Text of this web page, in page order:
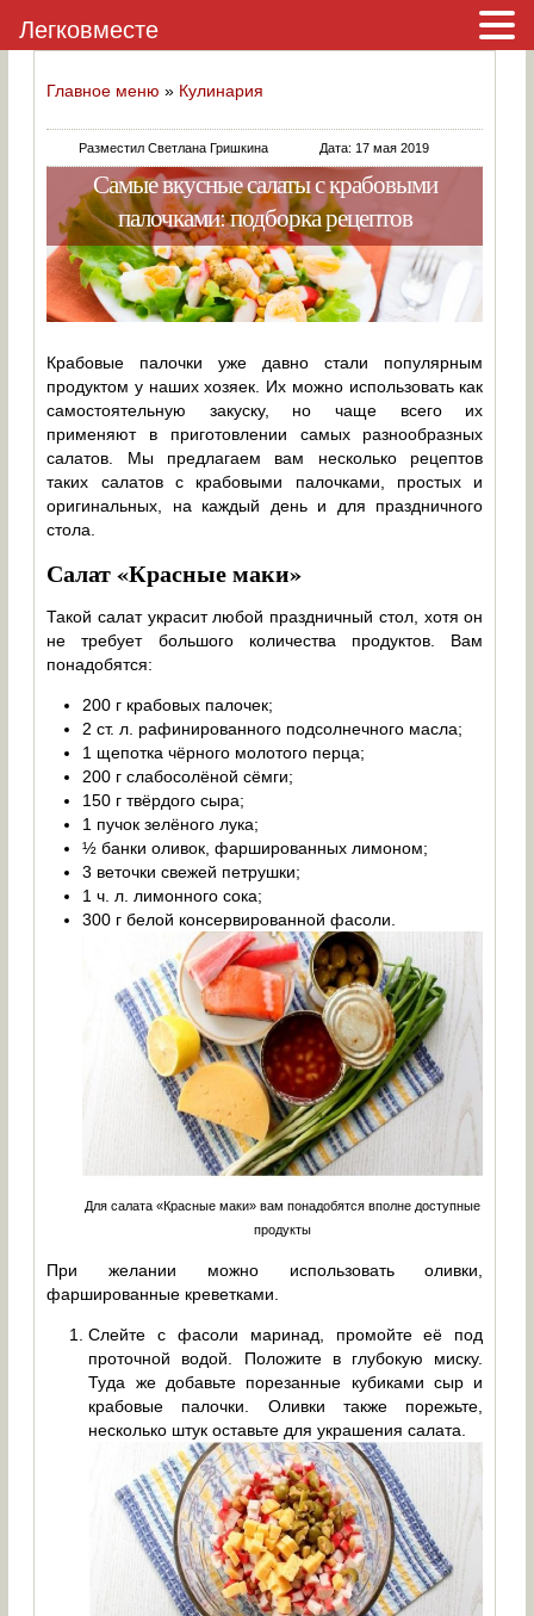
Главное меню » Кулинария
Разместил Светлана Гришкина Дата: 17 мая 2019
Самые вкусные салаты с крабовыми
палочками: подборка рецептов
Крабовые палочки уже давно стали популярным
продуктом у наших хозяек. Их можно использовать как
самостоятельную закуску, но чаще всего их
применяют в приготовлении самых разнообразных
салатов. Мы предлагаем вам несколько рецептов
таких салатов с крабовыми палочками, простых и
оригинальных, на каждый день и для праздничного
стола.
Салат «Красные маки»
Такой салат украсит любой праздничный стол, хотя он
не требует большого количества продуктов. Вам
понадобятся:
200 г крабовых палочек;
2 ст. л. рафинированного подсолнечного масла;
1 щепотка чёрного молотого перца;
200 г слабосолёной сёмги;
150 г твёрдого сыра;
1 пучок зелёного лука;
½ банки оливок, фаршированных лимоном;
3 веточки свежей петрушки;
1 ч. л. лимонного сока;
300 г белой консервированной фасоли.
Для салата «Красные маки» вам понадобятся вполне доступные
продукты
При желании можно использовать оливки,
фаршированные креветками.
Слейте с фасоли маринад, промойте её под
проточной водой. Положите в глубокую миску.
Туда же добавьте порезанные кубиками сыр и
крабовые палочки. Оливки также порежьте,
несколько штук оставьте для украшения салата.
Легковместе